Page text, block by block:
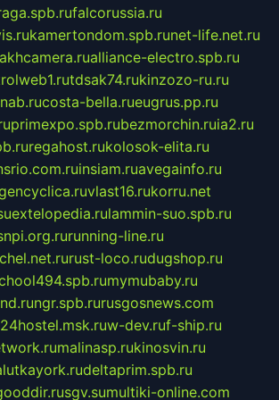
falcorussia.ru
kamertondom.spb.runet-life.net.ru
alliance-electro.spb.ru
tdsak74.rukinzozo-ru.ru
costa-bella.rueugrus.pp.ru
primexpo.spb.rubezmorchin.ruia2.ru
regahost.rukolosok-elita.ru
insiam.ruavegainfo.ru
vlast16.rukorru.net
extelopedia.rulammin-suo.spb.ru
running-line.ru
chel.net.rurust-loco.rudugshop.ru
mymubaby.ru
ngr.spb.rurusgosnews.com
24hostel.msk.ruw-dev.ruf-ship.ru
malinasp.rukinosvin.ru
deltaprim.spb.ru
sgv.sumultiki-online.com